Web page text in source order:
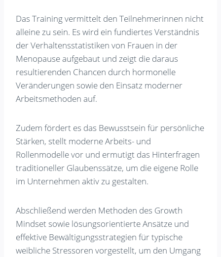
Das Training vermittelt den Teilnehmerinnen nicht
alleine zu sein. Es wird ein fundiertes Verständnis
der Verhaltensstatistiken von Frauen in der
Menopause aufgebaut und zeigt die daraus
resultierenden Chancen durch hormonelle
Veränderungen sowie den Einsatz moderner
Arbeitsmethoden auf.
Zudem fördert es das Bewusstsein für persönliche
Stärken, stellt moderne Arbeits- und
Rollenmodelle vor und ermutigt das Hinterfragen
traditioneller Glaubenssätze, um die eigene Rolle
im Unternehmen aktiv zu gestalten.
Abschließend werden Methoden des Growth
Mindset sowie lösungsorientierte Ansätze und
effektive Bewältigungsstrategien für typische
weibliche Stressoren vorgestellt, um den Umgang